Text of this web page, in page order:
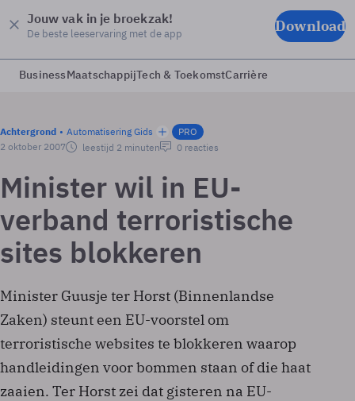
Jouw vak in je broekzak!
De beste leeservaring met de app Download
BusinessMaatschappijTech & ToekomstCarrière
Achtergrond Automatisering Gids
PRO
2 oktober 2007
leestijd 2 minuten 0 reacties
Minister wil in EU-
verband terroristische
sites blokkeren
Minister Guusje ter Horst (Binnenlandse
Zaken) steunt een EU-voorstel om
terroristische websites te blokkeren waarop
handleidingen voor bommen staan of die haat
zaaien. Ter Horst zei dat gisteren na EU-